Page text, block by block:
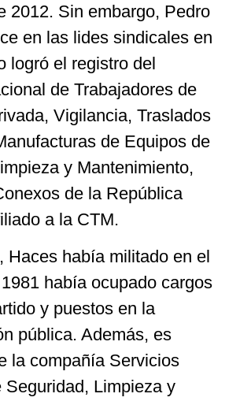
2012. Sin embargo, Pedro
en las lides sindicales en
logró el registro del
de Trabajadores de
Vigilancia, Traslados
de Equipos de
y Mantenimiento,
de la República
a la CTM.
Haces había militado en el
había ocupado cargos
y puestos en la
pública. Además, es
la compañía Servicios
Seguridad, Limpieza y